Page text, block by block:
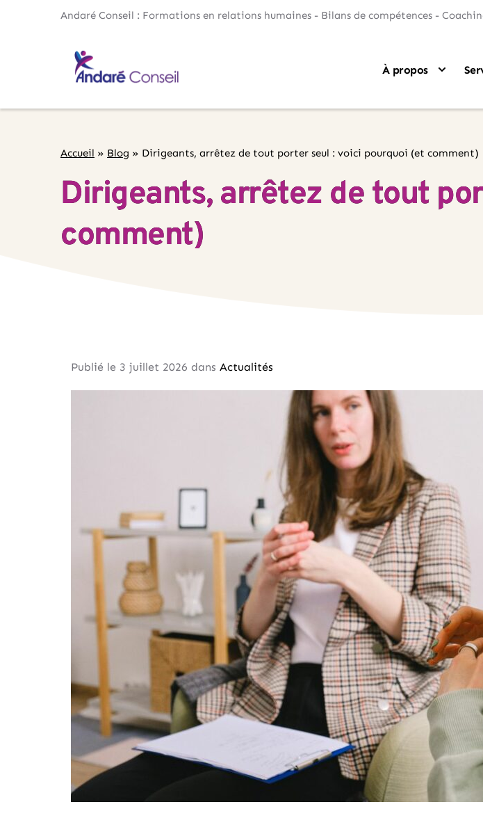
Andaré Conseil : Formations en relations humaines - Bilans de compétences -
À propos
Accueil » Blog » Dirigeants, arrêtez de tout porter seul : voici pourquoi (et comment)
Dirigeants, arrêtez de tout
comment)
Publié le 3 juillet 2026 dans Actualités